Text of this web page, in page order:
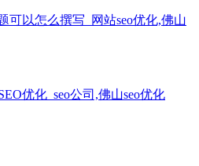
可以怎么撰写_网站seo优化,佛山
优化_seo公司,佛山seo优化